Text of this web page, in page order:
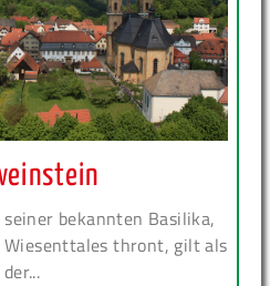
bekannten Basilika,
thront, gilt als
der...